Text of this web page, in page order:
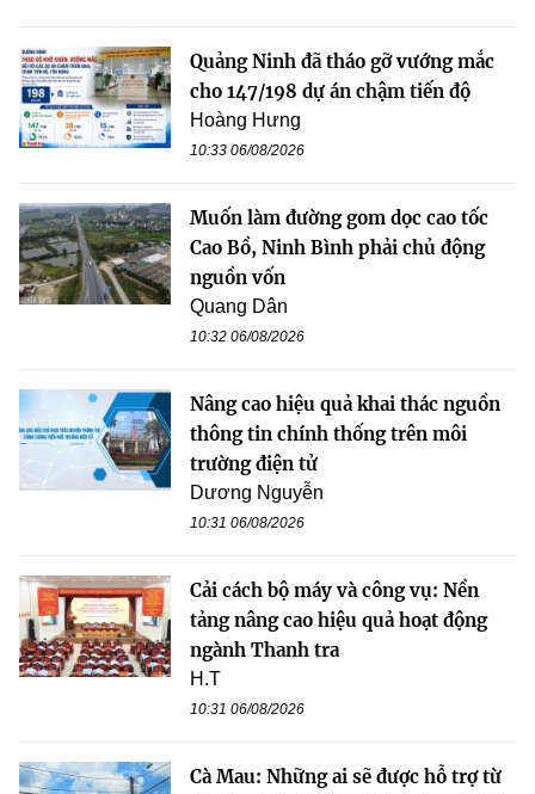
Quảng Ninh đã tháo gỡ vướng mắc
cho 147/198 dự án chậm tiến độ
Hoàng Hưng
10:33 06/08/2026
Muốn làm đường gom dọc cao tốc
Cao Bồ, Ninh Bình phải chủ động
nguồn vốn
Quang Dân
10:32 06/08/2026
Nâng cao hiệu quả khai thác nguồn
thông tin chính thống trên môi
trường điện tử
Dương Nguyễn
10:31 06/08/2026
Cải cách bộ máy và công vụ: Nền
tảng nâng cao hiệu quả hoạt động
ngành Thanh tra
H.T
10:31 06/08/2026
Cà Mau: Những ai sẽ được hỗ trợ từ